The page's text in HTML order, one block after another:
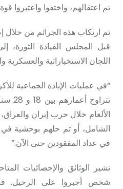
تم اعتقالهم، واختفوا واعتبروا قوة
تم ارتكاب هذه الجرائم من خلال
قبل المجلس القيادة
اللجان الاستخباراتية والعسكرية
الألغام خلال حرب إيران
الشامل، أو تم حلهم بوحشية
في عداد المفقودين حتى الآن.”
شخص أجبروا على الرحيل.